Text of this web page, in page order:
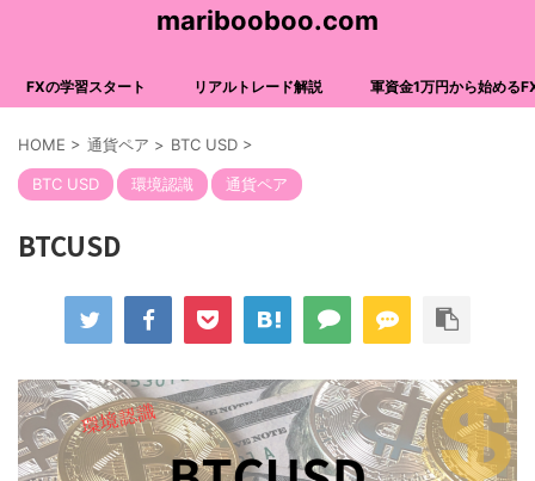
maribooboo.com
FXの学習スタート リアルトレード解説 軍資金1万円から始める
HOME > 通貨ペア > BTC USD >
BTC USD 環境認識 通貨ペア
BTCUSD